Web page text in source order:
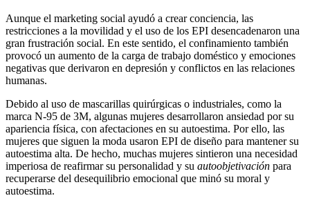
Aunque el marketing social ayudó a crear conciencia, las
restricciones a la movilidad y el uso de los EPI desencadenaron una
gran frustración social. En este sentido, el confinamiento también
provocó un aumento de la carga de trabajo doméstico y emociones
negativas que derivaron en depresión y conflictos en las relaciones
humanas.
Debido al uso de mascarillas quirúrgicas o industriales, como la
marca N-95 de 3M, algunas mujeres desarrollaron ansiedad por su
apariencia física, con afectaciones en su autoestima. Por ello, las
mujeres que siguen la moda usaron EPI de diseño para mantener su
autoestima alta. De hecho, muchas mujeres sintieron una necesidad
imperiosa de reafirmar su personalidad y su autoobjetivación para
recuperarse del desequilibrio emocional que minó su moral y
autoestima.